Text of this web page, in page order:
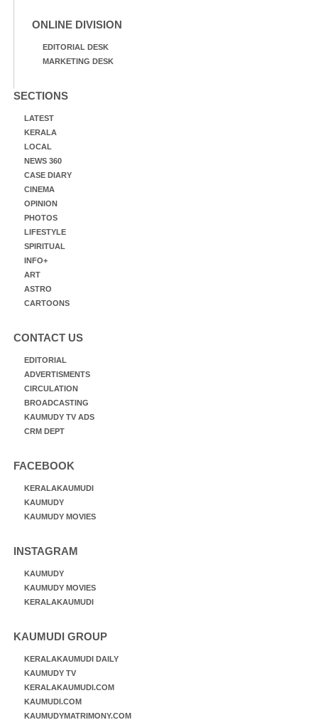
ONLINE DIVISION
EDITORIAL DESK
MARKETING DESK
SECTIONS
LATEST
KERALA
LOCAL
NEWS 360
CASE DIARY
CINEMA
OPINION
PHOTOS
LIFESTYLE
SPIRITUAL
INFO+
ART
ASTRO
CARTOONS
CONTACT US
EDITORIAL
ADVERTISMENTS
CIRCULATION
BROADCASTING
KAUMUDY TV ADS
CRM DEPT
FACEBOOK
KERALAKAUMUDI
KAUMUDY
KAUMUDY MOVIES
INSTAGRAM
KAUMUDY
KAUMUDY MOVIES
KERALAKAUMUDI
KAUMUDI GROUP
KERALAKAUMUDI DAILY
KAUMUDY TV
KERALAKAUMUDI.COM
KAUMUDI.COM
KAUMUDYMATRIMONY.COM